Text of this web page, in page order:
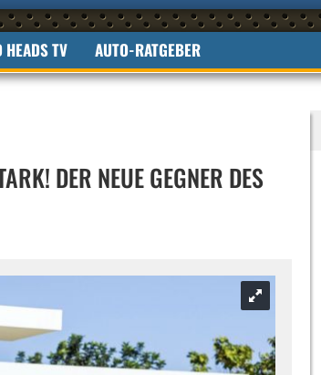
HEADS TV AUTO-RATGEBER
DER NEUE GEGNER DES